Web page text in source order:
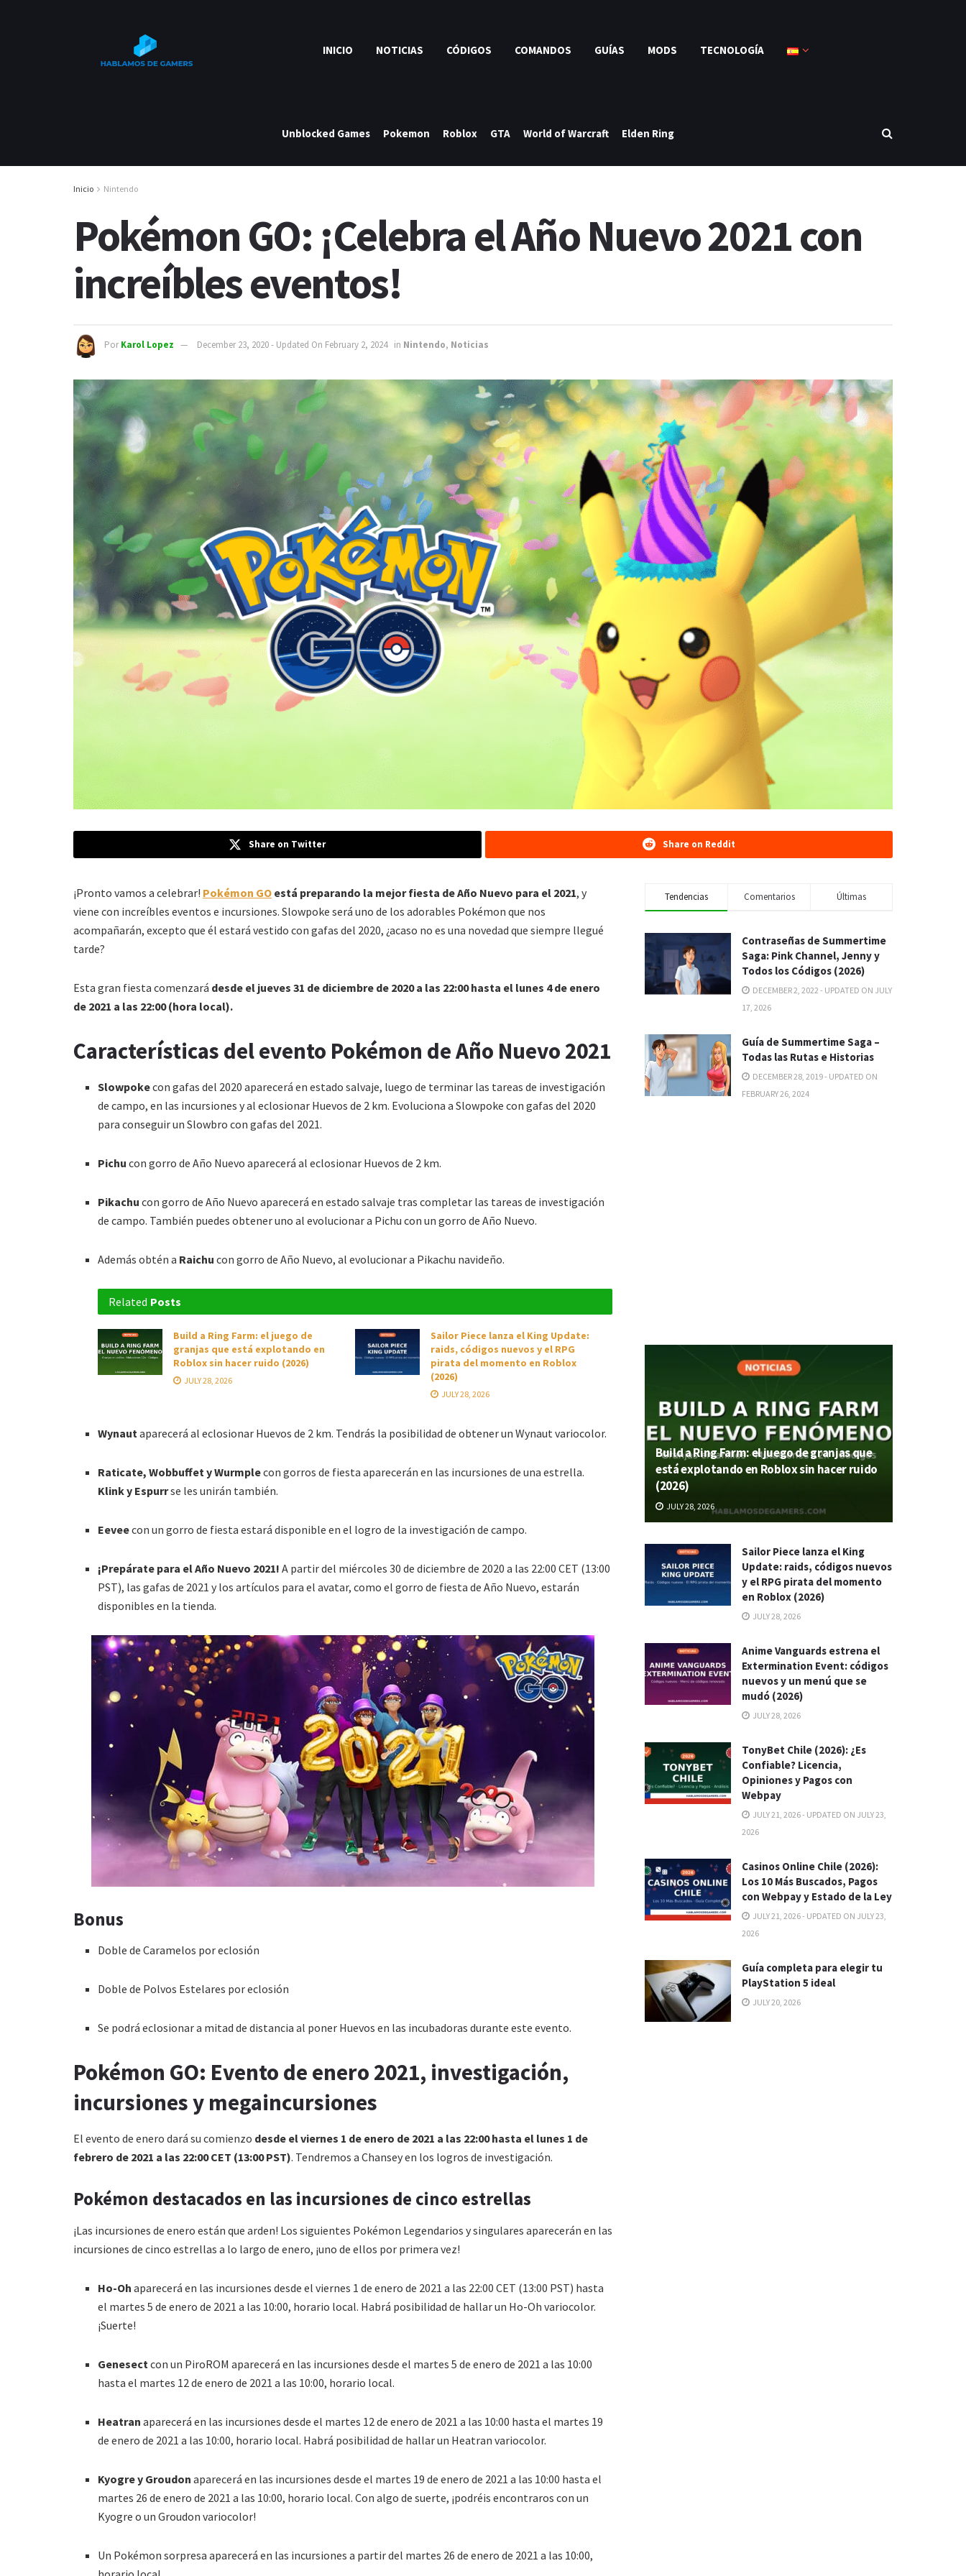
INICIO NOTICIAS CÓDIGOS COMANDOS GUÍAS MODS TECNOLOGÍA
Unblocked Games Pokemon Roblox GTA World of Warcraft Elden Ring
Inicio Nintendo
Pokémon GO: ¡Celebra el Año Nuevo 2021 con
increíbles eventos!
PorKarol Lopez December 23, 2020 - Updated On February 2, 2024 in Nintendo, Noticias
Share on Twitter Share on Reddit
¡Pronto vamos a celebrar! Pokémon GO está preparando la mejor fiesta de Año Nuevo para el 2021, y
viene con increíbles eventos e incursiones. Slowpoke será uno de los adorables Pokémon que nos
acompañarán, excepto que él estará vestido con gafas del 2020, ¿acaso no es una novedad que siempre llegué
tarde?
Esta gran fiesta comenzará desde el jueves 31 de diciembre de 2020 a las 22:00 hasta el lunes 4 de enero
de 2021 a las 22:00 (hora local).
Características del evento Pokémon de Año Nuevo 2021
Slowpokecon gafas del 2020 aparecerá en estado salvaje, luego de terminar las tareas de investigación
de campo, en las incursiones y al eclosionar Huevos de 2 km. Evoluciona a Slowpoke con gafas del 2020
para conseguir un Slowbro con gafas del 2021.
Pichu con gorro de Año Nuevo aparecerá al eclosionar Huevos de 2 km.
Pikachu con gorro de Año Nuevo aparecerá en estado salvaje tras completar las tareas de investigación
de campo. También puedes obtener uno al evolucionar a Pichu con un gorro de Año Nuevo.
Además obtén a Raichu con gorro de Año Nuevo, al evolucionar a Pikachu navideño.
Related Posts
Build a Ring Farm: el juego de
granjas que está explotando en
Roblox sin hacer ruido (2026)
JULY 28, 2026
Sailor Piece lanza el King Update:
raids, códigos nuevos y el RPG
pirata del momento en Roblox
(2026)
JULY 28, 2026
Wynaut aparecerá al eclosionar Huevos de 2 km. Tendrás la posibilidad de obtener un Wynaut variocolor.
Raticate, Wobbuffet y Wurmplecon gorros de fiesta aparecerán en las incursiones de una estrella.
Klink y Espurrse les unirán también.
Eeveecon un gorro de fiesta estará disponible en el logro de la investigación de campo.
¡Prepárate para el Año Nuevo 2021! A partir del miércoles 30 de diciembre de 2020 a las 22:00 CET (13:00
PST), las gafas de 2021 y los artículos para el avatar, como el gorro de fiesta de Año Nuevo, estarán
disponibles en la tienda.
Bonus
Doble de Caramelos por eclosión
Doble de Polvos Estelares por eclosión
Se podrá eclosionar a mitad de distancia al poner Huevos en las incubadoras durante este evento.
Pokémon GO: Evento de enero 2021, investigación,
incursiones y megaincursiones
El evento de enero dará su comienzo desde el viernes 1 de enero de 2021 a las 22:00 hasta el lunes 1 de
febrero de 2021 a las 22:00 CET (13:00 PST). Tendremos a Chansey en los logros de investigación.
Pokémon destacados en las incursiones de cinco estrellas
¡Las incursiones de enero están que arden! Los siguientes Pokémon Legendarios y singulares aparecerán en las
incursiones de cinco estrellas a lo largo de enero, ¡uno de ellos por primera vez!
Ho-Oh aparecerá en las incursiones desde el viernes 1 de enero de 2021 a las 22:00 CET (13:00 PST) hasta
el martes 5 de enero de 2021 a las 10:00, horario local. Habrá posibilidad de hallar un Ho-Oh variocolor.
¡Suerte!
Genesect con un PiroROM aparecerá en las incursiones desde el martes 5 de enero de 2021 a las 10:00
hasta el martes 12 de enero de 2021 a las 10:00, horario local.
Heatran aparecerá en las incursiones desde el martes 12 de enero de 2021 a las 10:00 hasta el martes 19
de enero de 2021 a las 10:00, horario local. Habrá posibilidad de hallar un Heatran variocolor.
Kyogre y Groudon aparecerá en las incursiones desde el martes 19 de enero de 2021 a las 10:00 hasta el
martes 26 de enero de 2021 a las 10:00, horario local. Con algo de suerte, ¡podréis encontraros con un
Kyogre o un Groudon variocolor!
Un Pokémon sorpresa aparecerá en las incursiones a partir del martes 26 de enero de 2021 a las 10:00,
Tendencias Comentarios Últimas
Contraseñas de Summertime
Saga: Pink Channel, Jenny y
Todos los Códigos (2026)
DECEMBER 2, 2022 - UPDATED ON JULY
17, 2026
Guía de Summertime Saga –
Todas las Rutas e Historias
DECEMBER 28, 2019 - UPDATED ON
FEBRUARY 26, 2024
Build a Ring Farm: el juego de granjas que
está explotando en Roblox sin hacer ruido
(2026)
JULY 28, 2026
Sailor Piece lanza el King
Update: raids, códigos nuevos
y el RPG pirata del momento
en Roblox (2026)
JULY 28, 2026
Anime Vanguards estrena el
Extermination Event: códigos
nuevos y un menú que se
mudó (2026)
JULY 28, 2026
TonyBet Chile (2026): ¿Es
Confiable? Licencia,
Opiniones y Pagos con
Webpay
JULY 21, 2026 - UPDATED ON JULY 23,
2026
Casinos Online Chile (2026):
Los 10 Más Buscados, Pagos
con Webpay y Estado de la Ley
JULY 21, 2026 - UPDATED ON JULY 23,
2026
Guía completa para elegir tu
PlayStation 5 ideal
JULY 20, 2026